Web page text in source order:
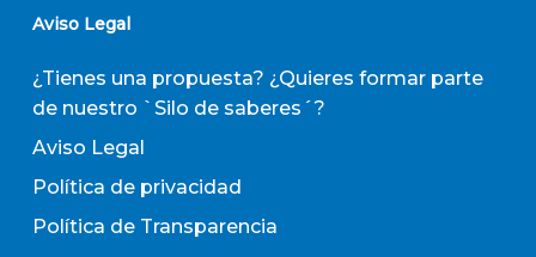
Aviso Legal
¿Tienes una propuesta? ¿Quieres formar parte
de nuestro `Silo de saberes´?
Aviso Legal
Política de privacidad
Política de Transparencia